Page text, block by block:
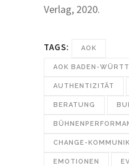
Verlag, 2020.
TAGS: AOK
AOK BADEN-
AUTHENTIZITÄT
BERATUNG
CHANGE-
EMOTIONEN